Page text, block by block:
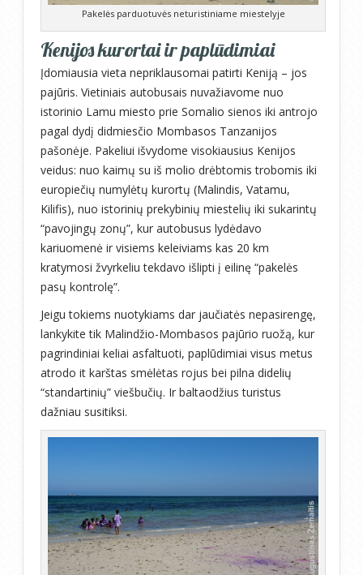
Pakelės parduotuvės neturistiniame miestelyje
Kenijos kurortai ir paplūdimiai
Įdomiausia vieta nepriklausomai patirti Keniją – jos
pajūris. Vietiniais autobusais nuvažiavome nuo
istorinio Lamu miesto prie Somalio sienos iki antrojo
pagal dydį didmiesčio Mombasos Tanzanijos
pašonėje. Pakeliui išvydome visokiausius Kenijos
veidus: nuo kaimų su iš molio drėbtomis trobomis iki
europiečių numylėtų kurortų (Malindis, Vatamu,
Kilifis), nuo istorinių prekybinių miestelių iki sukarintų
“pavojingų zonų”, kur autobusus lydėdavo
kariuomenė ir visiems keleiviams kas 20 km
kratymosi žvyrkeliu tekdavo išlipti į eilinę “pakelės
pasų kontrolę”.
Jeigu tokiems nuotykiams dar jaučiatės nepasirengę,
lankykite tik Malindžio-Mombasos pajūrio ruožą, kur
pagrindiniai keliai asfaltuoti, paplūdimiai visus metus
atrodo it karštas smėlėtas rojus bei pilna didelių
“standartinių” viešbučių. Ir baltaodžius turistus
dažniau susitiksi.